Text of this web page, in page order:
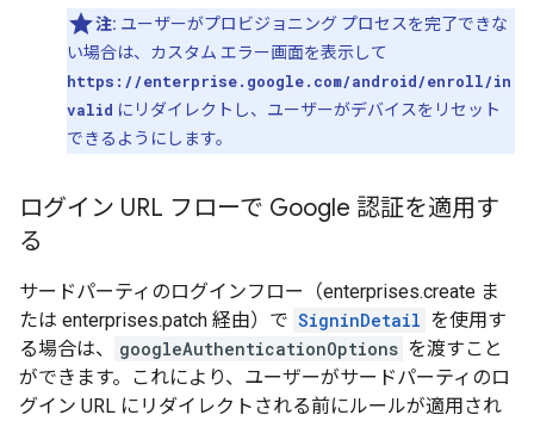
注: ユーザーがプロビジョニング プロセスを完了できな
い場合は、カスタム エラー画面を表示して
https://enterprise.google.com/android/enroll/in
valid にリダイレクトし、ユーザーがデバイスをリセット
できるようにします。
ログイン URL フローで Google 認証を適用す
る
サードパーティのログインフロー（enterprises.create ま
たは enterprises.patch 経由）で SigninDetail を使用す
る場合は、
googleAuthenticationOptions を渡すこと
ができます。これにより、ユーザーがサードパーティのロ
グイン URL にリダイレクトされる前にルールが適用され